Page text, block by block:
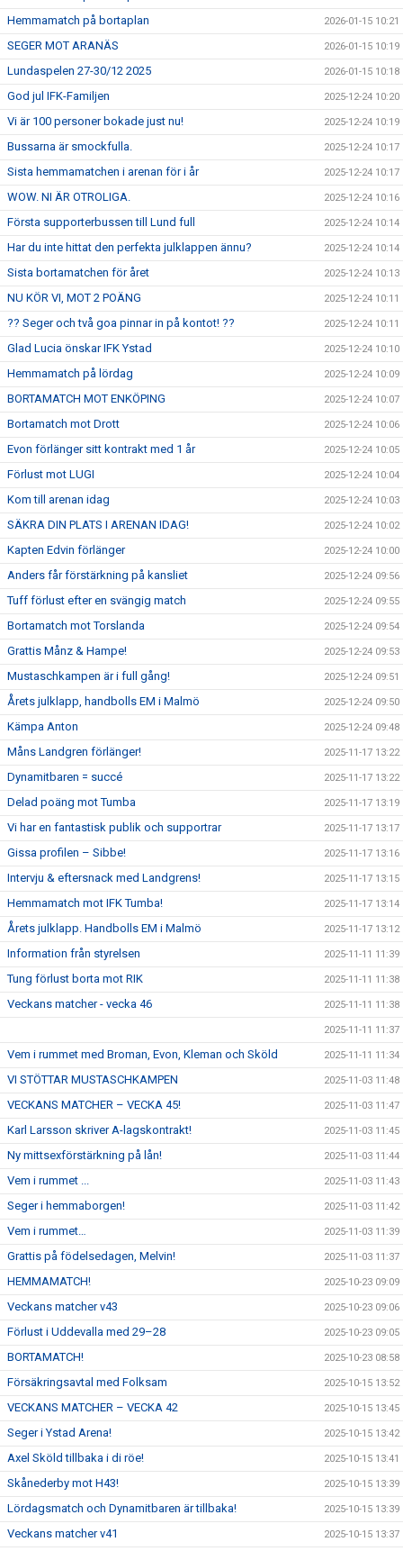
Hemmamatch på bortaplan 2026-01-15 10:21
SEGER MOT ARANÄS 2026-01-15 10:19
Lundaspelen 27-30/12 2025 2026-01-15 10:18
God jul IFK-Familjen 2025-12-24 10:20
Vi är 100 personer bokade just nu! 2025-12-24 10:19
Bussarna är smockfulla. 2025-12-24 10:17
Sista hemmamatchen i arenan för i år 2025-12-24 10:17
WOW. NI ÄR OTROLIGA. 2025-12-24 10:16
Första supporterbussen till Lund full 2025-12-24 10:14
Har du inte hittat den perfekta julklappen ännu? 2025-12-24 10:14
Sista bortamatchen för året 2025-12-24 10:13
NU KÖR VI, MOT 2 POÄNG 2025-12-24 10:11
?? Seger och två goa pinnar in på kontot! ?? 2025-12-24 10:11
Glad Lucia önskar IFK Ystad 2025-12-24 10:10
Hemmamatch på lördag 2025-12-24 10:09
BORTAMATCH MOT ENKÖPING 2025-12-24 10:07
Bortamatch mot Drott 2025-12-24 10:06
Evon förlänger sitt kontrakt med 1 år 2025-12-24 10:05
Förlust mot LUGI 2025-12-24 10:04
Kom till arenan idag 2025-12-24 10:03
SÄKRA DIN PLATS I ARENAN IDAG! 2025-12-24 10:02
Kapten Edvin förlänger 2025-12-24 10:00
Anders får förstärkning på kansliet 2025-12-24 09:56
Tuff förlust efter en svängig match 2025-12-24 09:55
Bortamatch mot Torslanda 2025-12-24 09:54
Grattis Månz & Hampe! 2025-12-24 09:53
Mustaschkampen är i full gång! 2025-12-24 09:51
Årets julklapp, handbolls EM i Malmö 2025-12-24 09:50
Kämpa Anton 2025-12-24 09:48
Måns Landgren förlänger! 2025-11-17 13:22
Dynamitbaren = succé 2025-11-17 13:22
Delad poäng mot Tumba 2025-11-17 13:19
Vi har en fantastisk publik och supportrar 2025-11-17 13:17
Gissa profilen – Sibbe! 2025-11-17 13:16
Intervju & eftersnack med Landgrens! 2025-11-17 13:15
Hemmamatch mot IFK Tumba! 2025-11-17 13:14
Årets julklapp. Handbolls EM i Malmö 2025-11-17 13:12
Information från styrelsen 2025-11-11 11:39
Tung förlust borta mot RIK 2025-11-11 11:38
Veckans matcher - vecka 46 2025-11-11 11:38
2025-11-11 11:37
Vem i rummet med Broman, Evon, Kleman och Sköld 2025-11-11 11:34
VI STÖTTAR MUSTASCHKAMPEN 2025-11-03 11:48
VECKANS MATCHER – VECKA 45! 2025-11-03 11:47
Karl Larsson skriver A-lagskontrakt! 2025-11-03 11:45
Ny mittsexförstärkning på lån! 2025-11-03 11:44
Vem i rummet ... 2025-11-03 11:43
Seger i hemmaborgen! 2025-11-03 11:42
Vem i rummet… 2025-11-03 11:39
Grattis på födelsedagen, Melvin! 2025-11-03 11:37
HEMMAMATCH! 2025-10-23 09:09
Veckans matcher v43 2025-10-23 09:06
Förlust i Uddevalla med 29–28 2025-10-23 09:05
BORTAMATCH! 2025-10-23 08:58
Försäkringsavtal med Folksam 2025-10-15 13:52
VECKANS MATCHER – VECKA 42 2025-10-15 13:45
Seger i Ystad Arena! 2025-10-15 13:42
Axel Sköld tillbaka i di röe! 2025-10-15 13:41
Skånederby mot H43! 2025-10-15 13:39
Lördagsmatch och Dynamitbaren är tillbaka! 2025-10-15 13:39
Veckans matcher v41 2025-10-15 13:37